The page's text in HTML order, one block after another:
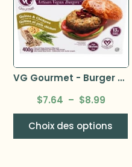
VG Gourmet - Burger Végane 400g
$7.64 – $8.99
Choix des options